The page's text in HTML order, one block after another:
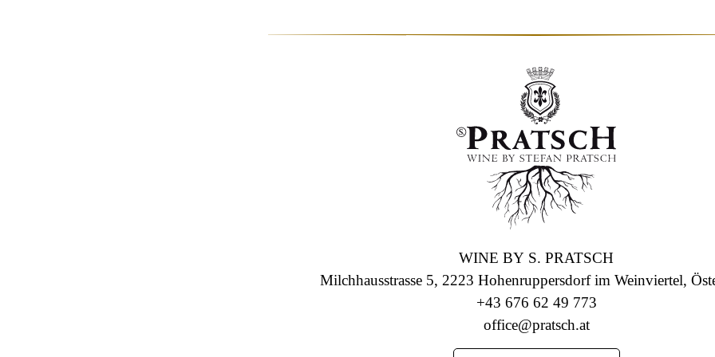
WINE BY S. PRATSCH
Milchhausstrasse 5, 2223 Hohenruppersdorf im Weinviertel,
+43 676 62 49 773
office@pratsch.at